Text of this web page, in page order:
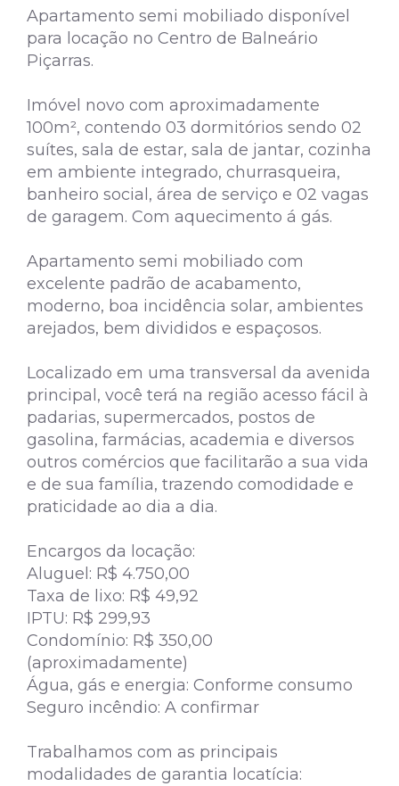
Apartamento semi mobiliado disponível
para locação no Centro de Balneário
Piçarras.
Imóvel novo com aproximadamente
100m², contendo 03 dormitórios sendo 02
suítes, sala de estar, sala de jantar, cozinha
em ambiente integrado, churrasqueira,
banheiro social, área de serviço e 02 vagas
de garagem. Com aquecimento á gás.
Apartamento semi mobiliado com
excelente padrão de acabamento,
moderno, boa incidência solar, ambientes
arejados, bem divididos e espaçosos.
Localizado em uma transversal da avenida
principal, você terá na região acesso fácil à
padarias, supermercados, postos de
gasolina, farmácias, academia e diversos
outros comércios que facilitarão a sua vida
e de sua família, trazendo comodidade e
praticidade ao dia a dia.
Encargos da locação:
Aluguel: R$ 4.750,00
Taxa de lixo: R$ 49,92
IPTU: R$ 299,93
Condomínio: R$ 350,00
(aproximadamente)
Água, gás e energia: Conforme consumo
Seguro incêndio: A confirmar
Trabalhamos com as principais
modalidades de garantia locatícia: